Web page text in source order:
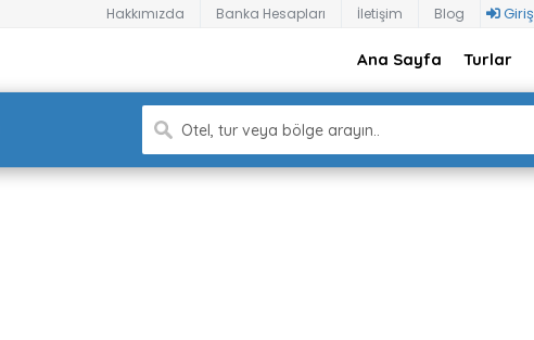
Hakkımızda Banka Hesapları İletişim Blog
Ana Sayfa Turlar
Otel, tur veya bölge arayın..